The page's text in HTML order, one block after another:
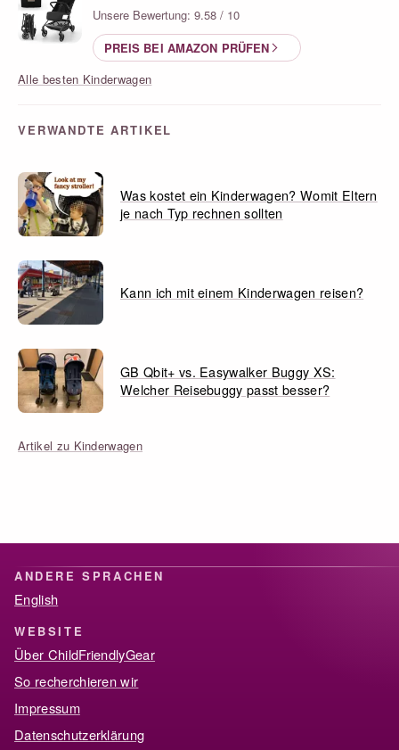
Unsere Bewertung: 9.58 / 10
PREIS BEI AMAZON PRÜFEN
Alle besten Kinderwagen
VERWANDTE ARTIKEL
Was kostet ein Kinderwagen? Womit Eltern
je nach Typ rechnen sollten
Kann ich mit einem Kinderwagen reisen?
GB Qbit+ vs. Easywalker Buggy XS:
Welcher Reisebuggy passt besser?
Artikel zu Kinderwagen
ANDERE SPRACHEN
English
WEBSITE
Über ChildFriendlyGear
So recherchieren wir
Impressum
Datenschutzerklärung